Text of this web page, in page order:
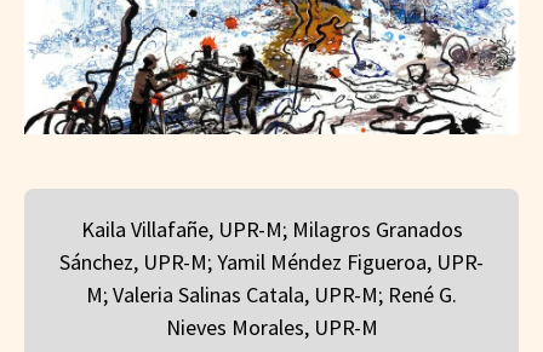
Kaila Villafañe, UPR-M; Milagros Granados
Sánchez, UPR-M; Yamil Méndez Figueroa, UPR-
M; Valeria Salinas Catala, UPR-M; René G.
Nieves Morales, UPR-M